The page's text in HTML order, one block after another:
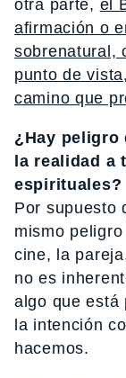
otra parte, el
afirmación o
sobrenatural,
punto de
camino que
¿Hay peligro
la realidad a
espirituales?
Por supuesto
mismo
cine, la
no es
algo que está
la intención
hacemos.